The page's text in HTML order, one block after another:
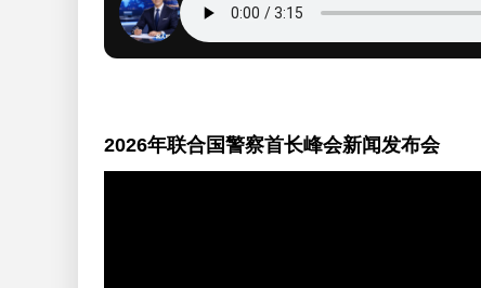
2026年联合国警察首长峰会新闻发布会